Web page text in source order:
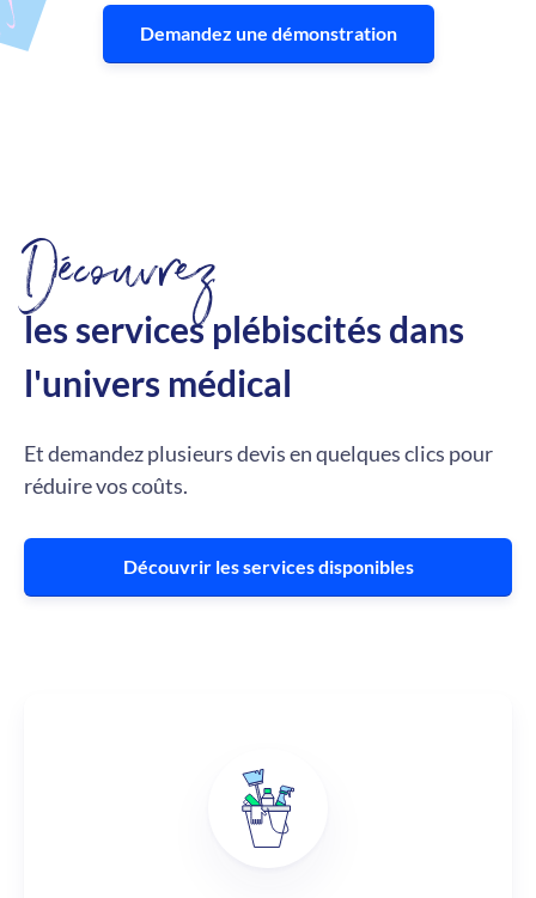
Demandez une démonstration
Découvrez
les services plébiscités dans
l'univers médical
Et demandez plusieurs devis en quelques clics pour
réduire vos coûts.
Découvrir les services disponibles